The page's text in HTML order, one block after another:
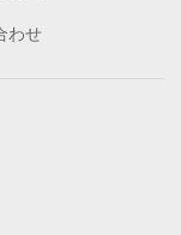
わせ